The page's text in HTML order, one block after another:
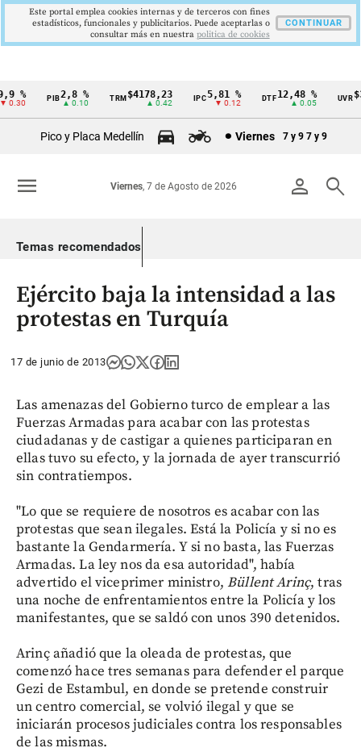
Cintillo
Colombia
% PIB2,8 %
▲ 0.10
TRM$4178,23
▲ 0.42
5,81 %
▼ 0.12
DTF12,48 %
▲ 0.05
UVR
Pico y Placa Medellín Viernes 7 y 9 7 y 9
person search
Viernes, 7 de Agosto de 2026
menu
Temas recomendados
Ejército baja la intensidad a las
protestas en Turquía
17 de junio de 2013
Las amenazas del Gobierno turco de emplear a las
Fuerzas Armadas para acabar con las protestas
ciudadanas y de castigar a quienes participaran en
ellas tuvo su efecto, y la jornada de ayer transcurrió
sin contratiempos.
"Lo que se requiere de nosotros es acabar con las
protestas que sean ilegales. Está la Policía y si no es
bastante la Gendarmería. Y si no basta, las Fuerzas
Armadas. La ley nos da esa autoridad", había
advertido el viceprimer ministro,Büllent Arinç, tras
una noche de enfrentamientos entre la Policía y los
manifestantes, que se saldó con unos 390 detenidos.
Arinç añadió que la oleada de protestas, que
comenzó hace tres semanas para defender el parque
Gezi de Estambul, en donde se pretende construir
un centro comercial, se volvió ilegal y que se
iniciarán procesos judiciales contra los responsables
de las mismas.
Este portal emplea cookies internas y de terceros con fines
estadísticos, funcionales y publicitarios. Puede aceptarlas o
consultar más en nuestra politica de cookies
CONTINUAR